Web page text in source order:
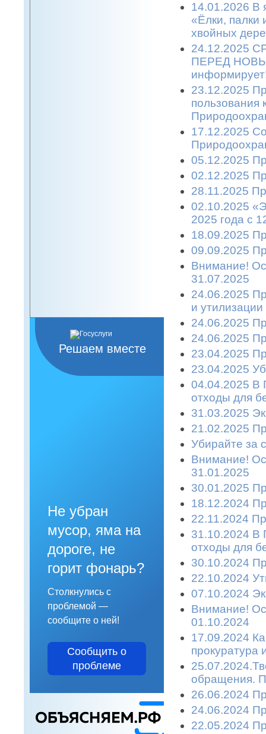
Решаем вместе
Не убран
мусор, яма на
дороге, не
горит фонарь?
Столкнулись с
проблемой —
сообщите о ней!
Сообщить о
проблеме
14.01.2026 В
«Ёлки, палки
хвойных
24.12.2025
ПЕРЕД
23.12.2025
пользования
17.12.2025
05.12.2025
02.12.2025
28.11.2025
02.10.2025
2025 года с
18.09.2025
09.09.2025
Внимание!
31.07.2025
24.06.2025
и
24.06.2025
24.06.2025
23.04.2025
23.04.2025
04.04.2025 В
отходы для
31.03.2025
21.02.2025
Убирайте за
Внимание!
31.01.2025
30.01.2025
18.12.2024
22.11.2024
31.10.2024 В
отходы для
30.10.2024
22.10.2024
07.10.2024
Внимание!
01.10.2024
17.09.2024
прокуратура
обращения.
26.06.2024
24.06.2024
22.05.2024